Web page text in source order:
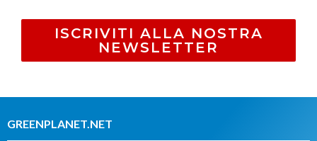
ISCRIVITI ALLA NOSTRA
NEWSLETTER
GREENPLANET.NET